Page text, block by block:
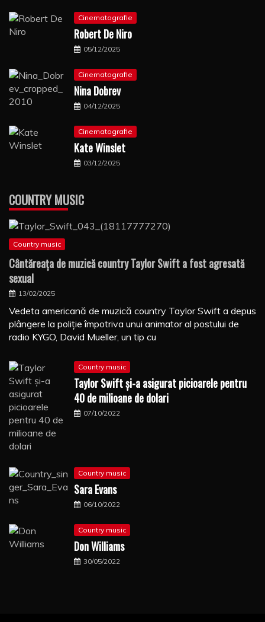
Cinematografie
Robert De Niro
05/12/2025
Cinematografie
Nina Dobrev
04/12/2025
Cinematografie
Kate Winslet
03/12/2025
COUNTRY MUSIC
Country music
Cântăreaţa de muzică country Taylor Swift a fost agresată
sexual
13/02/2025
Vedeta americană de muzică country Taylor Swift a depus
plângere la poliţie împotriva unui animator al postului de
radio KYGO, David Mueller, un tip cu
Country music
Taylor Swift şi-a asigurat picioarele pentru
40 de milioane de dolari
07/10/2022
Country music
Sara Evans
06/10/2022
Country music
Don Williams
30/05/2022